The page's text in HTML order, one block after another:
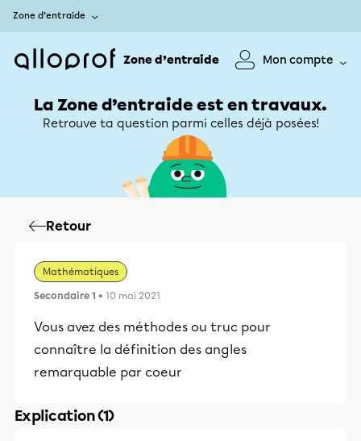
Zone d’entraide
Zone d’entraide Mon compte
La Zone d’entraide est en travaux.
Retrouve ta question parmi celles déjà posées!
Retour
Mathématiques
Secondaire 1 • 10 mai 2021
Vous avez des méthodes ou truc pour
connaître la définition des angles
remarquable par coeur
Explication (1)